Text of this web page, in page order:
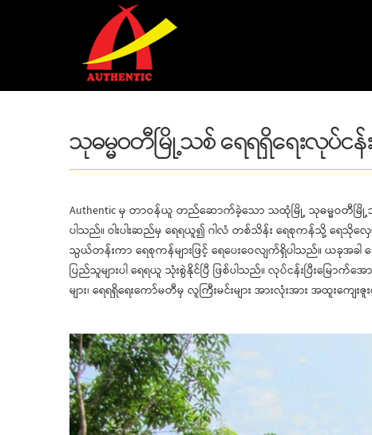
သုဓမ္မဝတီမြို့သစ် ရေရရှိရေးလုပ်ငန်
Authentic မှ တာဝန်ယူ တည်ဆောက်ခဲ့သော သထုံမြို့ သုဓမ္မဝတီမြို့သစ်
ပါသည်။ ဝါးပါးဆည်မှ ရေရယူ၍ ဂါလံ တစ်သိန်း ရေစုကန်သို့ ရေသို
သွယ်တန်းကာ ရေစုကန်များဖြင့် ရေပေးဝေလျက်ရှိပါသည်။ ယခုအခ
ပြည်သူများပါ ရေရယူ သုံးစွဲနိုင်ပြီ ဖြစ်ပါသည်။ လုပ်ငန်းပြီးမြေ
များ၊ ရေရရှိရေးကော်မတီမှ လူကြီးမင်းများ အားလုံးအား အထူးက